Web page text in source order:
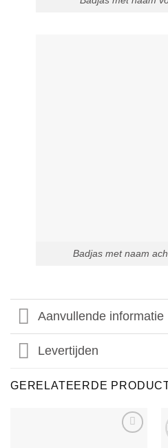
Badjas met naam
Aanvullende informatie
Levertijden
GERELATEERDE